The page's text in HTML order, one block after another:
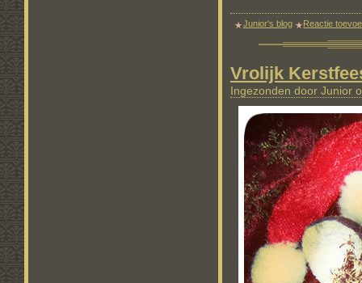
Junior's blog Reactie
Vrolijk
Ingezonden door Junior